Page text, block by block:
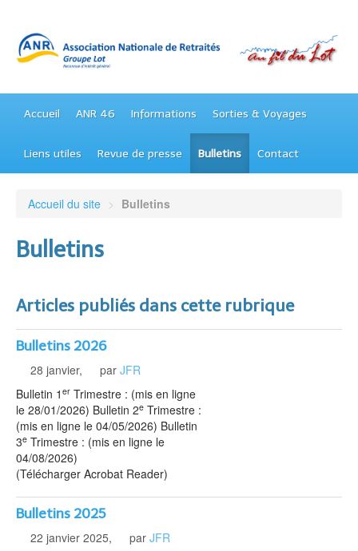
Accueil ANR 46 Informations Sorties & Voyages
Liens utiles Revue de presse Bulletins Contact
Accueil du site > Bulletins
Bulletins
Articles publiés dans cette rubrique
Bulletins 2026
28 janvier, par JFR
Bulletin 1 er Trimestre : (mis en ligne
le 28/01/2026) Bulletin 2e Trimestre :
(mis en ligne le 04/05/2026) Bulletin
3e Trimestre : (mis en ligne le
04/08/2026)
(Télécharger Acrobat Reader)
Bulletins 2025
22 janvier 2025, par JFR